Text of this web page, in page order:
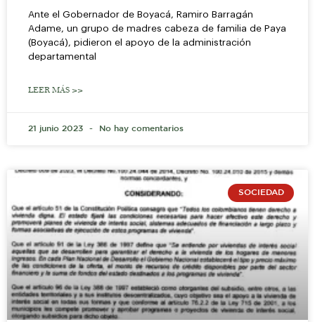
Ante el Gobernador de Boyacá, Ramiro Barragán
Adame, un grupo de madres cabeza de familia de Paya
(Boyacá), pidieron el apoyo de la administración
departamental
LEER MÁS >>
21 junio 2023 No hay comentarios
SOCIEDAD